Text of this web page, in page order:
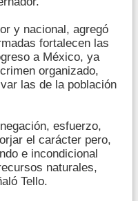
y nacional, agregó
fortalecen las
a México, ya
organizado,
las de la población
esfuerzo,
el carácter pero,
e incondicional
naturales,
Tello.